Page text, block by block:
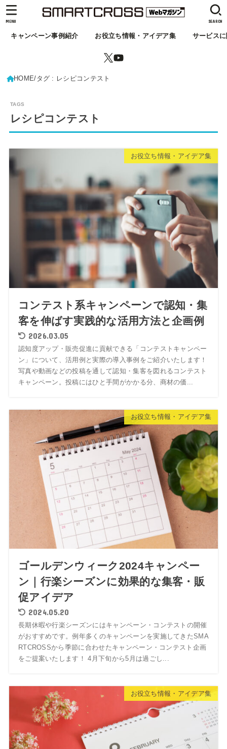
キャンペーン事例紹介 お役立ち情報・アイデア集 サービス
SEARCH
MENU
HOME タグ : レシピコンテスト
レシピコンテスト
お役立ち情報・アイデア集
コンテスト系キャンペーンで認知・集
客を伸ばす実践的な活用方法と企画例
2026.03.05
認知度アップ・販売促進に貢献できる「コンテストキャンペー
ン」について、活用例と実際の導入事例をご紹介いたします！
写真や動画などの投稿を通して認知・集客を図れるコンテスト
キャンペーン。投稿にはひと手間がかかる分、商材の価...
お役立ち情報・アイデア集
ゴールデンウィーク2024キャンペー
ン｜行楽シーズンに効果的な集客・販
促アイデア
2024.05.20
長期休暇や行楽シーズンにはキャンペーン・コンテストの開催
がおすすめです。例年多くのキャンペーンを実施してきたSMA
RTCROSSから季節に合わせたキャンペーン・コンテスト企画
をご提案いたします！ 4月下旬から5月は過ごし...
お役立ち情報・アイデア集